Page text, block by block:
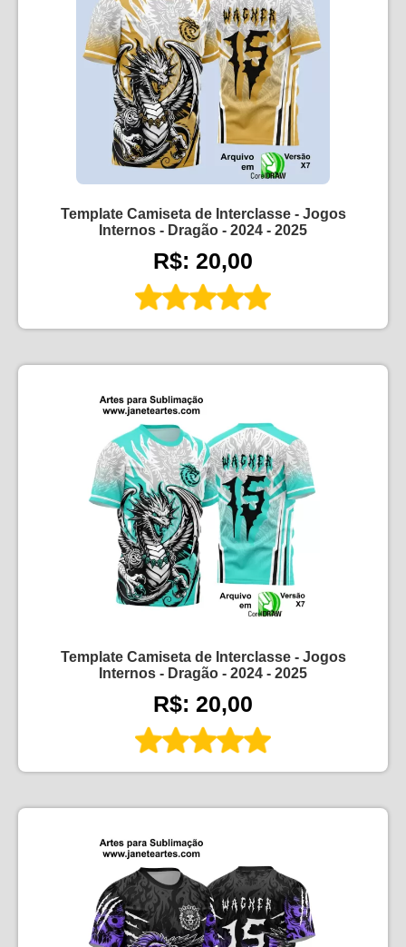
Template Camiseta de Interclasse - Jogos
Internos - Dragão - 2024 - 2025
R$: 20,00
Template Camiseta de Interclasse - Jogos
Internos - Dragão - 2024 - 2025
R$: 20,00